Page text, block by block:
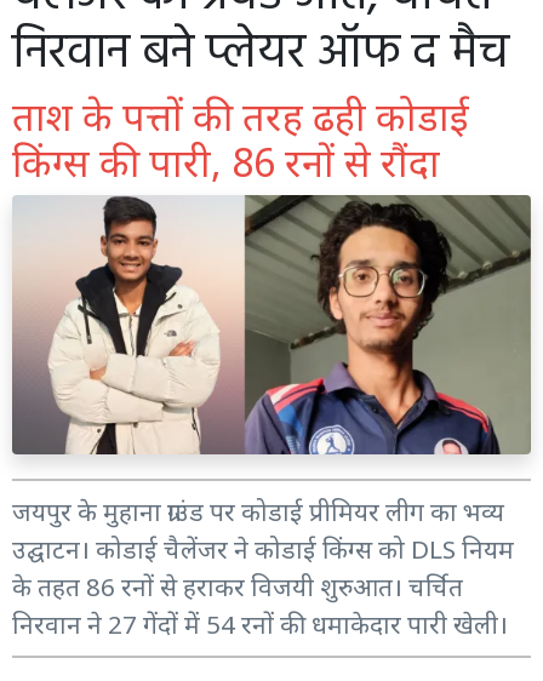
निरवान बने प्लेयर ऑफ द मैच
ताश के पत्तों की तरह ढही कोडाई
किंग्स की पारी, 86 रनों से रौंदा
जयपुर के मुहाना ग्राउंड पर कोडाई प्रीमियर लीग का भव्य
उद्घाटन। कोडाई चैलेंजर ने कोडाई किंग्स को DLS नियम
के तहत 86 रनों से हराकर विजयी शुरुआत। चर्चित
निरवान ने 27 गेंदों में 54 रनों की धमाकेदार पारी खेली।